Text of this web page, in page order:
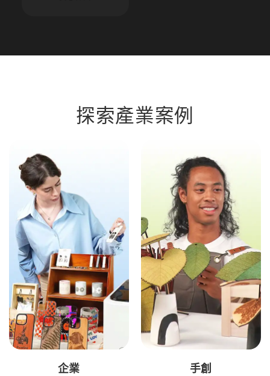
探索產業案例
企業 手創